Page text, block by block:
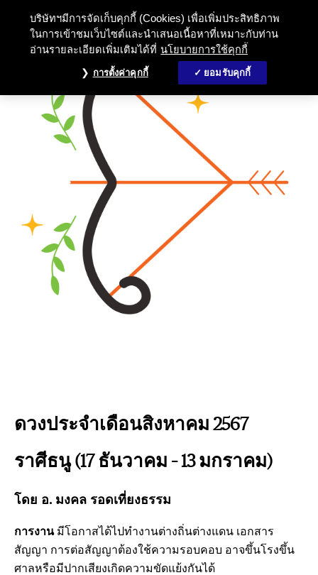
ดวงประจำเดือนสิงหาคม 2567
ราศีธนู (17 ธันวาคม – 13 มกราคม)
โดย อ. มงคล รอดเที่ยงธรรม
การงานมีโอกาสได้ไปทำงานต่างถิ่นต่างแดน เอกสาร
สัญญา การต่อสัญญาต้องใช้ความรอบคอบ อาจขึ้นโรงขึ้น
ศาลหรือมีปากเสียงเกิดความขัดแย้งกันได้
บริษัทฯมีการจัดเก็บคุกกี้ (Cookies) เพื่อเพิ่มประสิทธิภาพ
ในการเข้าชมเว็บไซต์และนำเสนอเนื้อหาที่เหมาะกับท่าน
อ่านรายละเอียดเพิ่มเติมได้ที่ นโยบายการใช้คุกกี้
การตั้งค่าคุกกี้ ยอมรับคุกกี้